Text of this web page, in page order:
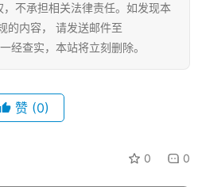
不承担相关法律责任。如发现本
的内容， 请发送邮件至
经查实，本站将立刻删除。
赞 (0)
0 0